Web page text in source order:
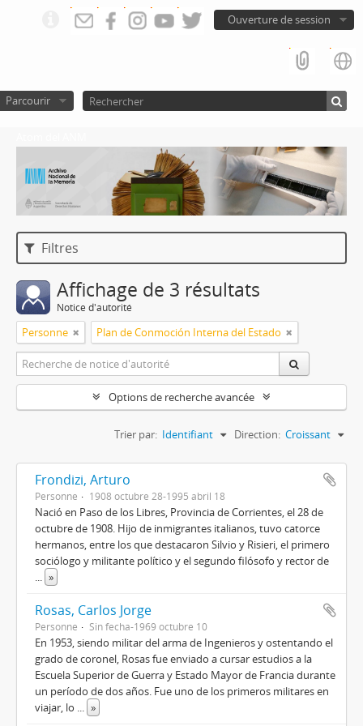
Ouverture de session
Parcourir
Filtres
Affichage de 3 résultats
Notice d'autorité
Personne Plan de Conmoción Interna del Estado
Options de recherche avancée
Trier par: Identifiant Direction: Croissant
Frondizi, Arturo
Personne 1908 octubre 28-1995 abril 18
Nació en Paso de los Libres, Provincia de Corrientes, el 28 de
octubre de 1908. Hijo de inmigrantes italianos, tuvo catorce
hermanos, entre los que destacaron Silvio y Risieri, el primero
sociólogo y militante político y el segundo filósofo y rector de
... »
Rosas, Carlos Jorge
Personne Sin fecha-1969 octubre 10
En 1953, siendo militar del arma de Ingenieros y ostentando el
grado de coronel, Rosas fue enviado a cursar estudios a la
Escuela Superior de Guerra y Estado Mayor de Francia durante
un período de dos años. Fue uno de los primeros militares en
viajar, lo ... »